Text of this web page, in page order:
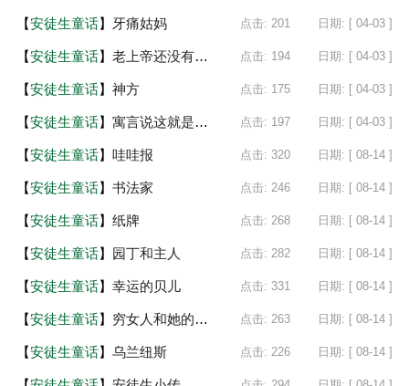
【安徒生童话】 日期: [ 04-03 ]
点击: 201
牙痛姑妈
【安徒生童话】 日期: [ 04-03 ]
点击: 194
老上帝还没有灭亡
【安徒生童话】 日期: [ 04-03 ]
点击: 175
神方
【安徒生童话】 日期: [ 04-03 ]
点击: 197
寓言说这就是你呀
【安徒生童话】 日期: [ 08-14 ]
点击: 320
哇哇报
【安徒生童话】 日期: [ 08-14 ]
点击: 246
书法家
【安徒生童话】 日期: [ 08-14 ]
点击: 268
纸牌
【安徒生童话】 日期: [ 08-14 ]
点击: 282
园丁和主人
【安徒生童话】 日期: [ 08-14 ]
点击: 331
幸运的贝儿
【安徒生童话】 日期: [ 08-14 ]
点击: 263
穷女人和她的小金丝鸟
【安徒生童话】 日期: [ 08-14 ]
点击: 226
乌兰纽斯